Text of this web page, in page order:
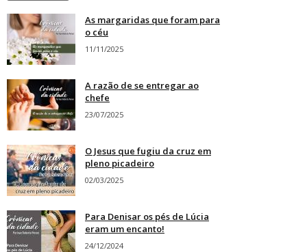
As margaridas que foram para
o céu
11/11/2025
A razão de se entregar ao
chefe
23/07/2025
O Jesus que fugiu da cruz em
pleno picadeiro
02/03/2025
Para Denisar os pés de Lúcia
eram um encanto!
24/12/2024